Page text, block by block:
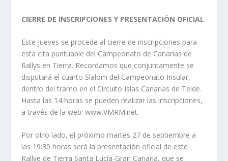
CIERRE DE INSCRIPCIONES Y PRESENTACIÓN OFICIAL
Este jueves se procede al cierre de inscripciones para
esta cita puntuable del Campeonato de Canarias de
Rallys en Tierra. Recordamos que conjuntamente se
disputará el cuarto Slalom del Campeonato Insular,
dentro del tramo en el Circuito Islas Canarias de Telde.
Hasta las 14 horas se pueden realizar las inscripciones,
a través de la web: www.VMRM.net.
Por otro lado, el próximo martes 27 de septiembre a
las 19:30 horas será la presentación oficial de este
Rallye de Tierra Santa Lucía-Gran Canaria, que se